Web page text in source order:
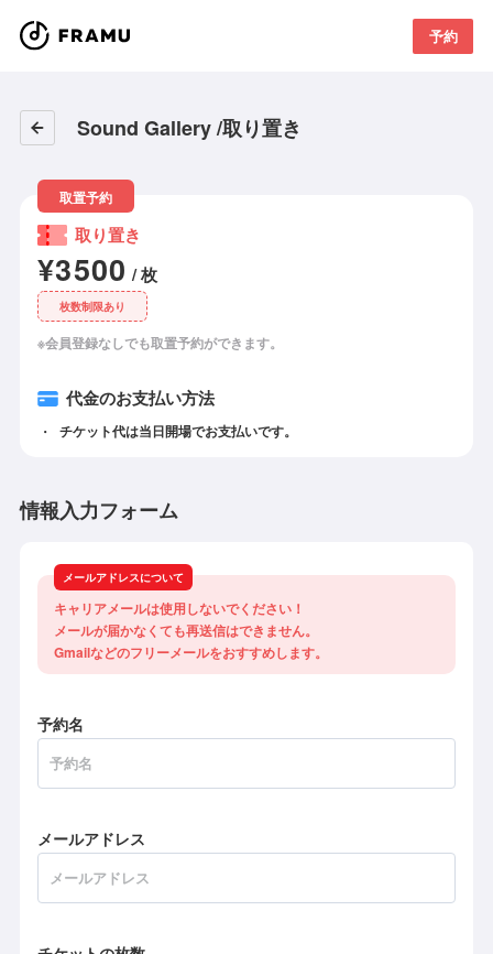
予約
Sound Gallery /取り置き
取置予約
取り置き
¥3500 / 枚
枚数制限あり
※会員登録なしでも取置予約ができます。
代金のお支払い方法
チケット代は当日開場でお支払いです。
情報入力フォーム
メールアドレスについて
キャリアメールは使用しないでください！
メールが届かなくても再送信はできません。
Gmailなどのフリーメールをおすすめします。
予約名
メールアドレス